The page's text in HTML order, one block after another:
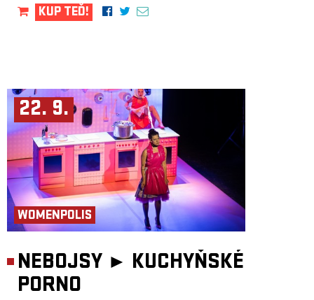
KUP TEĎ!
22. 9.
WOMENPOLIS
NEBOJSY ► KUCHYŇSKÉ
PORNO